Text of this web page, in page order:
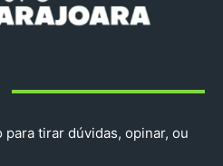
tirar dúvidas, opinar, ou